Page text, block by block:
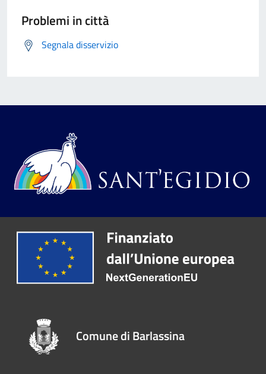
Problemi in città
Segnala disservizio
Comune di Barlassina